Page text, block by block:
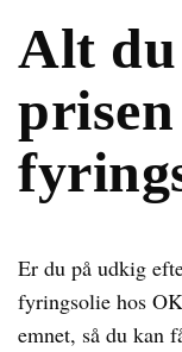
Alt
Er du på udkig
fyringsolie hos
emnet, så du kan